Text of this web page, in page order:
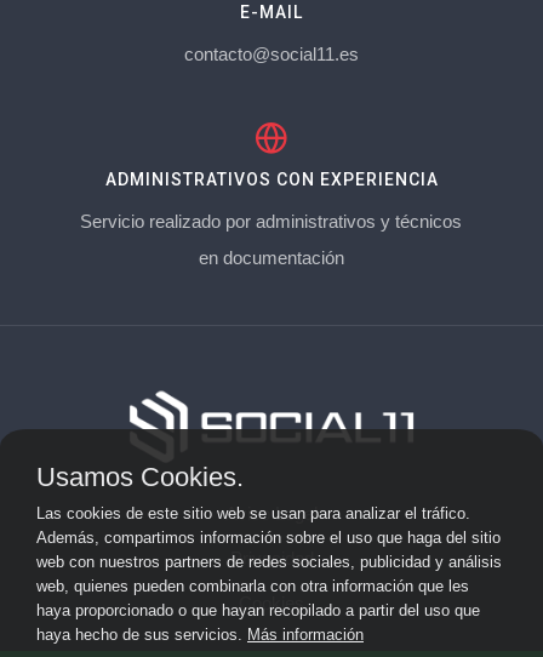
E-MAIL
contacto@social11.es
ADMINISTRATIVOS CON EXPERIENCIA
Servicio realizado por administrativos y técnicos
en documentación
Aviso Legal
Privacidad
Cookies
Usamos Cookies.
Las cookies de este sitio web se usan para analizar el tráfico.
Además, compartimos información sobre el uso que haga del sitio
web con nuestros partners de redes sociales, publicidad y análisis
web, quienes pueden combinarla con otra información que les
haya proporcionado o que hayan recopilado a partir del uso que
haya hecho de sus servicios. Más información